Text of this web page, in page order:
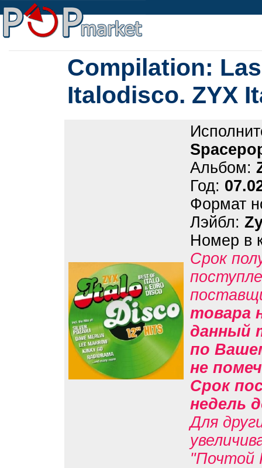
Compilation:
Italodisco. ZYX
Альбом:
Год:
Формат
Лэйбл:
Номер в
Срок
товара
данный
по
не
Срок
недель
Для
"Почтой